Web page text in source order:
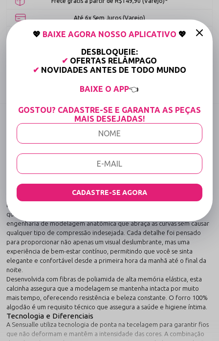
Até 6x Sem Juros (Varejo)
15% OFF para Compras Acima de R$400,00 (Varejo)
Tabela de medidas
DESCRIÇÃO COMPLETA
219
Calcinha Fio Dental com Franja Atrás - Vou sair
agora - Vermelho
Sofisticação artesanal aliada à tecnologia têxtil de ponta.
transcende o conceito de uma simples peça íntima para se tornar uma
aliada indispensável na jornada de autoconfiança de cada mulher.
Desenvolvida pela Sensualle Lingerie com um rigoroso padrão de
qualidade, esta peça une a suavidade das fibras premium com uma
engenharia de modelagem anatômica que abraça as curvas sem causar
qualquer tipo de compressão indesejada. Cada detalhe foi pensado
para proporcionar não apenas um visual deslumbrante, mas uma
experiência de bem-estar contínuo, permitindo que você se sinta
elegante e confortável desde a primeira hora da manhã até o final da
noite.
Desenvolvida com fibras de poliamida de alta memória elástica, esta
calcinha assegura que a modelagem se mantenha intacta por muito
mais tempo, oferecendo resistência e beleza constante. O forro 100%
algodão é um requisito técnico que assegura a saúde e higiene íntima.
Tecnologia e Diferenciais
A Sensualle utiliza tecnologia de ponta na tecelagem para garantir fios
que não deformam e mantêm a intensidade das cores. A combinação
💖 BAIXE AGORA NOSSO APLICATIVO 💖
DESBLOQUEIE:
✔ OFERTAS RELÂMPAGO
✔ NOVIDADES ANTES DE TODO MUNDO
BAIXE O APP👈
GOSTOU? CADASTRE-SE E GARANTA AS PEÇAS
MAIS DESEJADAS!
CADASTRE-SE AGORA